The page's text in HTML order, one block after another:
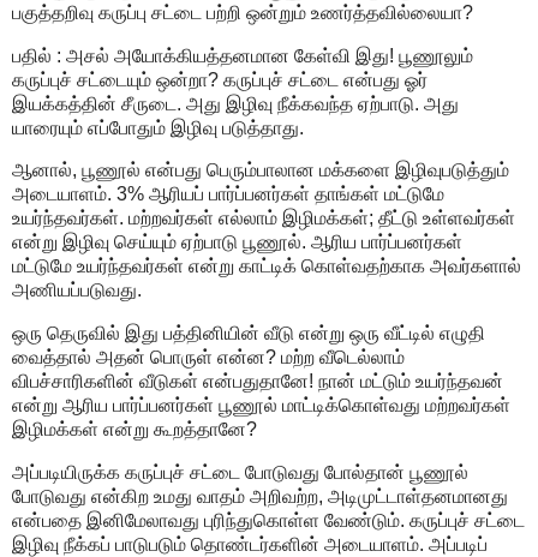
பகுத்தறிவு கருப்பு சட்டை பற்றி ஒன்றும் உணர்த்தவில்லையா?
பதில் : அசல் அயோக்கியத்தனமான கேள்வி இது! பூணூலும்
கருப்புச் சட்டையும் ஒன்றா? கருப்புச் சட்டை என்பது ஓர்
இயக்கத்தின் சீருடை. அது இழிவு நீக்கவந்த ஏற்பாடு. அது
யாரையும் எப்போதும் இழிவு படுத்தாது.
ஆனால், பூணூல் என்பது பெரும்பாலான மக்களை இழிவுபடுத்தும்
அடையாளம். 3% ஆரியப் பார்ப்பனர்கள் தாங்கள் மட்டுமே
உயர்ந்தவர்கள். மற்றவர்கள் எல்லாம் இழிமக்கள்; தீட்டு உள்ளவர்கள்
என்று இழிவு செய்யும் ஏற்பாடு பூணூல். ஆரிய பார்ப்பனர்கள்
மட்டுமே உயர்ந்தவர்கள் என்று காட்டிக் கொள்வதற்காக அவர்களால்
அணியப்படுவது.
ஒரு தெருவில் இது பத்தினியின் வீடு என்று ஒரு வீட்டில் எழுதி
வைத்தால் அதன் பொருள் என்ன? மற்ற வீடெல்லாம்
விபச்சாரிகளின் வீடுகள் என்பதுதானே! நான் மட்டும் உயர்ந்தவன்
என்று ஆரிய பார்ப்பனர்கள் பூணூல் மாட்டிக்கொள்வது மற்றவர்கள்
இழிமக்கள் என்று கூறத்தானே?
அப்படியிருக்க கருப்புச் சட்டை போடுவது போல்தான் பூணூல்
போடுவது என்கிற உமது வாதம் அறிவற்ற, அடிமுட்டாள்தனமானது
என்பதை இனிமேலாவது புரிந்துகொள்ள வேண்டும். கருப்புச் சட்டை
இழிவு நீக்கப் பாடுபடும் தொண்டர்களின் அடையாளம். அப்படிப்